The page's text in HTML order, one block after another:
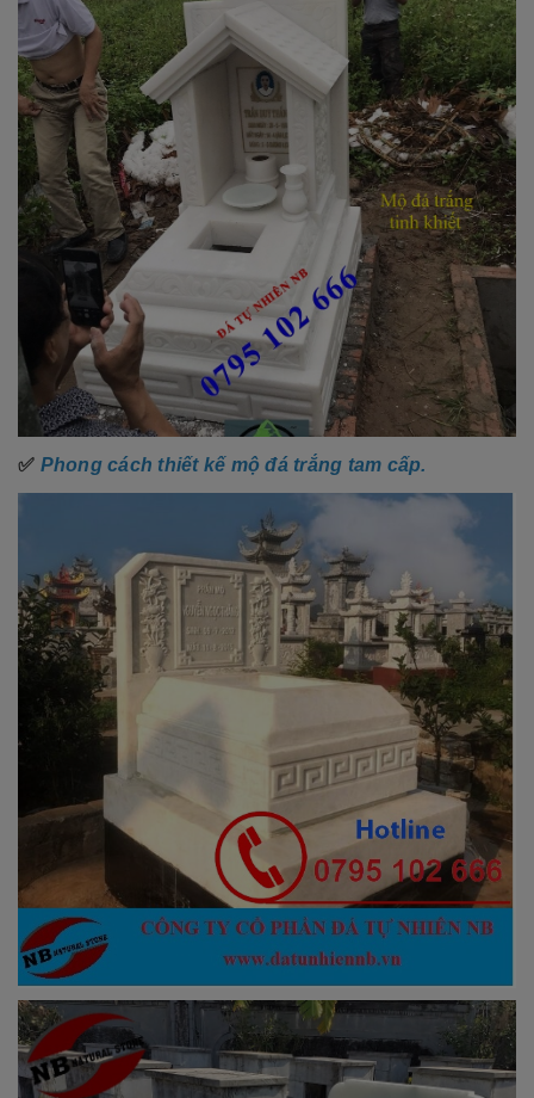
✅ Phong cách thiết kế mộ đá trắng tam cấp.